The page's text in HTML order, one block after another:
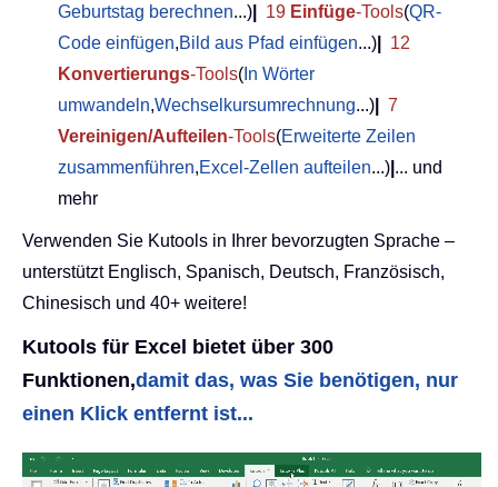
Geburtstag berechnen...) 19 Einfüge-Tools(QR-
Code einfügen,Bild aus Pfad einfügen...)
12
Konvertierungs-Tools( In Wörter
umwandeln,Wechselkursumrechnung...)
7
Vereinigen/Aufteilen-Tools(Erweiterte Zeilen
zusammenführen,Excel-Zellen aufteilen...) ... und
mehr
Verwenden Sie Kutools in Ihrer bevorzugten Sprache –
unterstützt Englisch, Spanisch, Deutsch, Französisch,
Chinesisch und 40+ weitere!
Kutools für Excel bietet über 300
Funktionen,damit das, was Sie benötigen, nur
einen Klick entfernt ist...